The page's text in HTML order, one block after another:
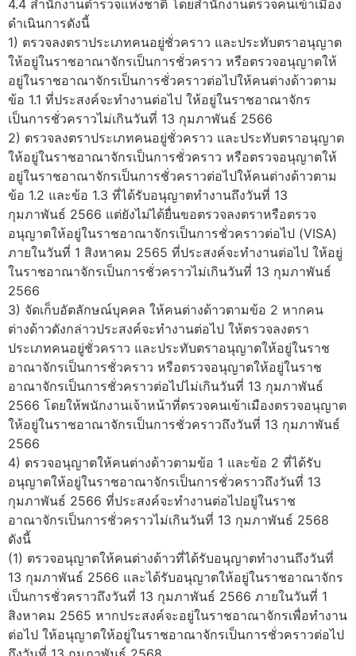
4.4 สำนักงานตำรวจแห่งชาติ โดยสำนักงานตรวจคนเข้าเมือง
ดำเนินการดังนี้
1) ตรวจลงตราประเภทคนอยู่ชั่วคราว และประทับตราอนุญาต
ให้อยู่ในราชอาณาจักรเป็นการชั่วคราว หรือตรวจอนุญาตให้
อยู่ในราชอาณาจักรเป็นการชั่วคราวต่อไปให้คนต่างด้าวตาม
ข้อ 1.1 ที่ประสงค์จะทำงานต่อไป ให้อยู่ในราชอาณาจักร
เป็นการชั่วคราวไม่เกินวันที่ 13 กุมภาพันธ์ 2566
2) ตรวจลงตราประเภทคนอยู่ชั่วคราว และประทับตราอนุญาต
ให้อยู่ในราชอาณาจักรเป็นการชั่วคราว หรือตรวจอนุญาตให้
อยู่ในราชอาณาจักรเป็นการชั่วคราวต่อไปให้คนต่างด้าวตาม
ข้อ 1.2 และข้อ 1.3 ที่ได้รับอนุญาตทำงานถึงวันที่ 13
กุมภาพันธ์ 2566 แต่ยังไม่ได้ยื่นขอตรวจลงตราหรือตรวจ
อนุญาตให้อยู่ในราชอาณาจักรเป็นการชั่วคราวต่อไป (VISA)
ภายในวันที่ 1 สิงหาคม 2565 ที่ประสงค์จะทำงานต่อไป ให้อยู่
ในราชอาณาจักรเป็นการชั่วคราวไม่เกินวันที่ 13 กุมภาพันธ์
2566
3) จัดเก็บอัตลักษณ์บุคคล ให้คนต่างด้าวตามข้อ 2 หากคน
ต่างด้าวดังกล่าวประสงค์จะทำงานต่อไป ให้ตรวจลงตรา
ประเภทคนอยู่ชั่วคราว และประทับตราอนุญาตให้อยู่ในราช
อาณาจักรเป็นการชั่วคราว หรือตรวจอนุญาตให้อยู่ในราช
อาณาจักรเป็นการชั่วคราวต่อไปไม่เกินวันที่ 13 กุมภาพันธ์
2566 โดยให้พนักงานเจ้าหน้าที่ตรวจคนเข้าเมืองตรวจอนุญาต
ให้อยู่ในราชอาณาจักรเป็นการชั่วคราวถึงวันที่ 13 กุมภาพันธ์
2566
4) ตรวจอนุญาตให้คนต่างด้าวตามข้อ 1 และข้อ 2 ที่ได้รับ
อนุญาตให้อยู่ในราชอาณาจักรเป็นการชั่วคราวถึงวันที่ 13
กุมภาพันธ์ 2566 ที่ประสงค์จะทำงานต่อไปอยู่ในราช
อาณาจักรเป็นการชั่วคราวไม่เกินวันที่ 13 กุมภาพันธ์ 2568
ดังนี้
(1) ตรวจอนุญาตให้คนต่างด้าวที่ได้รับอนุญาตทำงานถึงวันที่
13 กุมภาพันธ์ 2566 และได้รับอนุญาตให้อยู่ในราชอาณาจักร
เป็นการชั่วคราวถึงวันที่ 13 กุมภาพันธ์ 2566 ภายในวันที่ 1
สิงหาคม 2565 หากประสงค์จะอยู่ในราชอาณาจักรเพื่อทำงาน
ต่อไป ให้อนุญาตให้อยู่ในราชอาณาจักรเป็นการชั่วคราวต่อไป